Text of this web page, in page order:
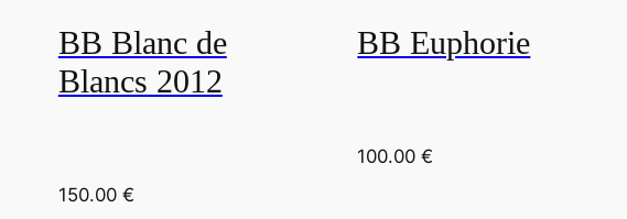
BB Blanc de
Blancs 2012
150.00 €
BB Euphorie
100.00€